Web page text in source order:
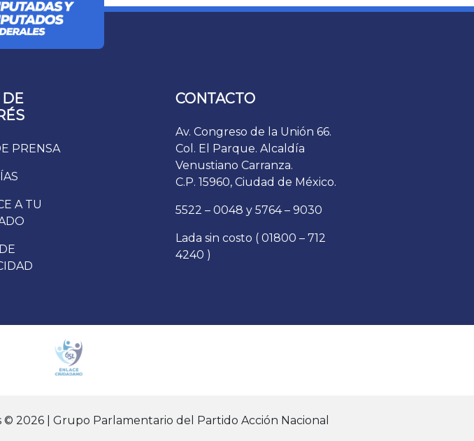
DE
PRENSA
A TU
CONTACTO
Av. Congreso de la Unión 66.
Col. El Parque. Alcaldía
Venustiano Carranza.
C.P. 15960, Ciudad de México.
5522 – 0048 y 5764 – 9030
Lada sin costo ( 01800 – 712
4240 )
2026 | Grupo Parlamentario del Partido Acción Nacional